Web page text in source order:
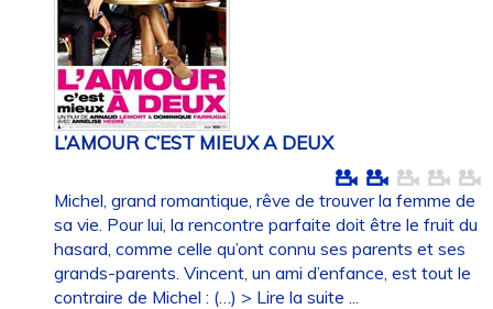
L’AMOUR C’EST MIEUX A DEUX
Michel, grand romantique, rêve de trouver la femme de
sa vie. Pour lui, la rencontre parfaite doit être le fruit du
hasard, comme celle qu’ont connu ses parents et ses
grands-parents. Vincent, un ami d’enfance, est tout le
contraire de Michel : (…) > Lire la suite ...